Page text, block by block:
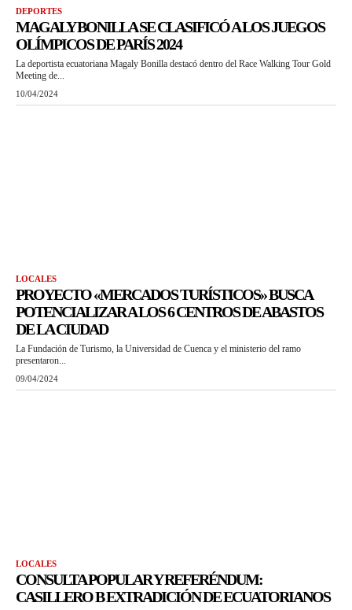
DEPORTES
MAGALY BONILLA SE CLASIFICÓ A LOS JUEGOS
OLÍMPICOS DE PARÍS 2024
La deportista ecuatoriana Magaly Bonilla destacó dentro del Race Walking Tour Gold
Meeting de...
10/04/2024
LOCALES
PROYECTO «MERCADOS TURÍSTICOS» BUSCA
POTENCIALIZAR A LOS 6 CENTROS DE ABASTOS
DE LA CIUDAD
La Fundación de Turismo, la Universidad de Cuenca y el ministerio del ramo
presentaron...
09/04/2024
LOCALES
CONSULTA POPULAR Y REFERÉNDUM:
CASILLERO B EXTRADICIÓN DE ECUATORIANOS